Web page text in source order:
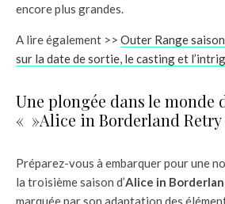
encore plus grandes.
A lire également >> Outer Range
sur la date de sortie, le casting et
Une plongée dans le monde
« »Alice in Borderland Retry
Préparez-vous à embarquer pour une
la troisième saison d’Alice in
marquée par son adaptation des